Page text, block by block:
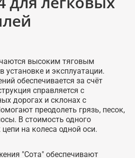
высоким тяговым
установке и эксплуатации.
обеспечивается за счёт
справляется с
дорогах и склонах с
преодолеть грязь, песок,
В стоимость одного
на колеса одной оси.
"Сота" обеспечивают